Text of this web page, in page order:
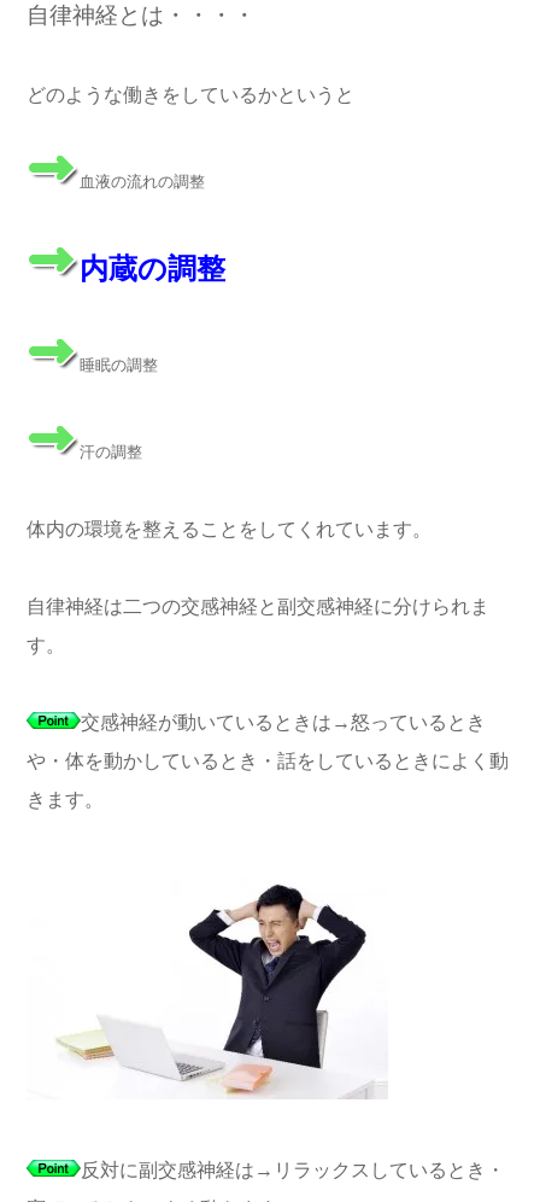
自律神経とは・・・・
どのような働きをしているかというと
血液の流れの調整
内蔵の調整
睡眠の調整
汗の調整
体内の環境を整えることをしてくれています。
自律神経は二つの交感神経と副交感神経に分けられま
す。
交感神経が動いているときは→怒っているとき
や・体を動かしているとき・話をしているときによく動
きます。
反対に副交感神経は→リラックスしているとき・